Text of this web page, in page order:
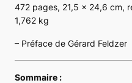
472 pages, 21,5 x 24,6 cm,
1,762 kg
– Préface de Gérard Feldzer
Sommaire :